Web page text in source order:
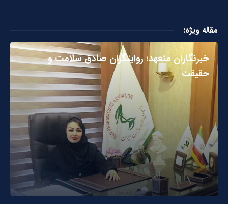
مقاله ویژه:
خبرنگاران متعهد؛ روایتگران صادق سلامت و
حقیقت